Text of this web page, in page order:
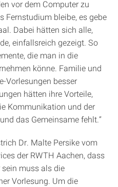
vor dem Computer zu
Fernstudium bleibe, es gebe
Dabei hätten sich alle,
einfallsreich gezeigt. So
die man in die
könne. Familie und
Vorlesungen besser
hätten ihre Vorteile,
Kommunikation und der
das Gemeinsame fehlt.“
Dr. Malte Persike vom
der RWTH Aachen, dass
muss als die
Vorlesung. Um die